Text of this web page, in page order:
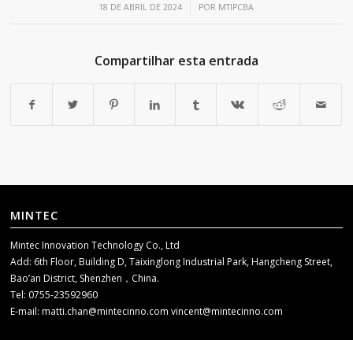
18 DE ABRIL DE 2024
/ POR MTIPCBA
Compartilhar esta entrada
MINTEC
Mintec Innovation Technology Co., Ltd
Add: 6th Floor, Building D, Taixinglong Industrial Park, Hangcheng Street,
Bao’an District, Shenzhen，China.
Tel: 0755-23592960
E-mail:matti.chan@mintecinno.comvincent@mintecinno.com